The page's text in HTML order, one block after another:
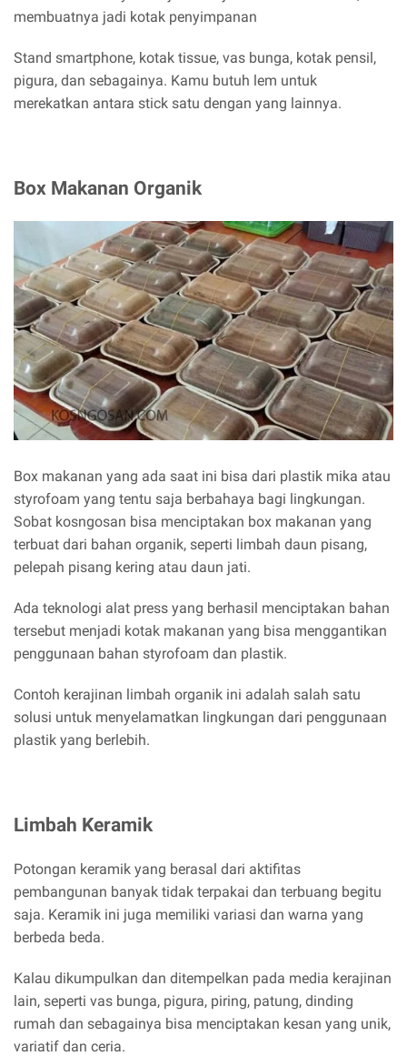
membuatnya jadi kotak penyimpanan
Stand smartphone, kotak tissue, vas bunga, kotak pensil,
pigura, dan sebagainya. Kamu butuh lem untuk
merekatkan antara stick satu dengan yang lainnya.
Box Makanan Organik
Box makanan yang ada saat ini bisa dari plastik mika atau
styrofoam yang tentu saja berbahaya bagi lingkungan.
Sobat kosngosan bisa menciptakan box makanan yang
terbuat dari bahan organik, seperti limbah daun pisang,
pelepah pisang kering atau daun jati.
Ada teknologi alat press yang berhasil menciptakan bahan
tersebut menjadi kotak makanan yang bisa menggantikan
penggunaan bahan styrofoam dan plastik.
Contoh kerajinan limbah organik ini adalah salah satu
solusi untuk menyelamatkan lingkungan dari penggunaan
plastik yang berlebih.
Limbah Keramik
Potongan keramik yang berasal dari aktifitas
pembangunan banyak tidak terpakai dan terbuang begitu
saja. Keramik ini juga memiliki variasi dan warna yang
berbeda beda.
Kalau dikumpulkan dan ditempelkan pada media kerajinan
lain, seperti vas bunga, pigura, piring, patung, dinding
rumah dan sebagainya bisa menciptakan kesan yang unik,
variatif dan ceria.